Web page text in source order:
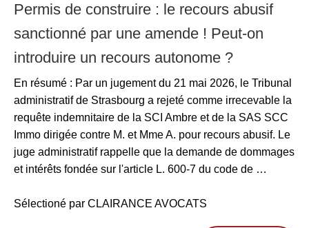
Permis de construire : le recours abusif
sanctionné par une amende ! Peut-on
introduire un recours autonome ?
En résumé : Par un jugement du 21 mai 2026, le Tribunal
administratif de Strasbourg a rejeté comme irrecevable la
requête indemnitaire de la SCI Ambre et de la SAS SCC
Immo dirigée contre M. et Mme A. pour recours abusif. Le
juge administratif rappelle que la demande de dommages
et intérêts fondée sur l'article L. 600-7 du code de …
Sélectioné par CLAIRANCE AVOCATS